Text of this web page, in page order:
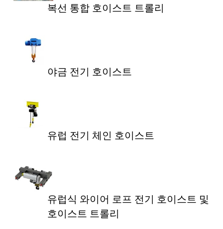
복선 통합 호이스트 트롤리
야금 전기 호이스트
유럽 전기 체인 호이스트
유럽식 와이어 로프 전기 호이스트 및
호이스트 트롤리